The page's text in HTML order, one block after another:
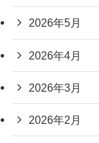
2026年5月
2026年4月
2026年3月
2026年2月